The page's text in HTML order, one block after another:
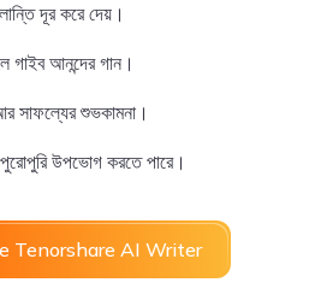
দূর করে দেয়।
গাইব আনন্দের গান।
সাফল্যের শুভকামনা।
পুরোপুরি উপভোগ করতে পারে।
Tenorshare AI Writer